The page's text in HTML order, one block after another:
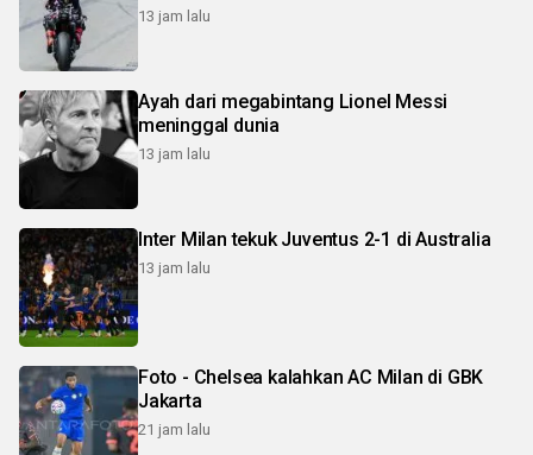
13 jam lalu
Ayah dari megabintang Lionel Messi
meninggal dunia
13 jam lalu
Inter Milan tekuk Juventus 2-1 di Australia
13 jam lalu
Foto - Chelsea kalahkan AC Milan di GBK
Jakarta
21 jam lalu